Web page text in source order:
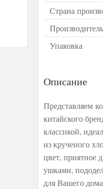
Страна
Производитель
Упаковка
Описание
Представляем
китайского
классикой,
из крученого
цвет, приятное
ушками,
для Вашего